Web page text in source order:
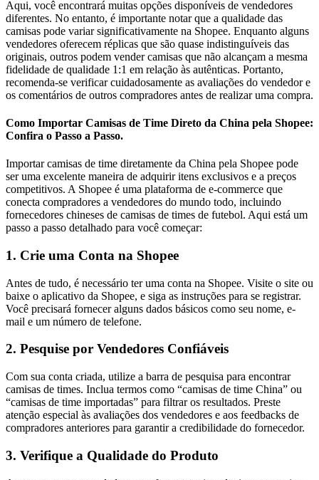
Aqui, você encontrará muitas opções disponíveis de vendedores
diferentes. No entanto, é importante notar que a qualidade das
camisas pode variar significativamente na Shopee. Enquanto alguns
vendedores oferecem réplicas que são quase indistinguíveis das
originais, outros podem vender camisas que não alcançam a mesma
fidelidade de qualidade 1:1 em relação às autênticas. Portanto,
recomenda-se verificar cuidadosamente as avaliações do vendedor e
os comentários de outros compradores antes de realizar uma compra.
Como Importar Camisas de Time Direto da China pela Shopee:
Confira o Passo a Passo.
Importar camisas de time diretamente da China pela Shopee pode
ser uma excelente maneira de adquirir itens exclusivos e a preços
competitivos. A Shopee é uma plataforma de e-commerce que
conecta compradores a vendedores do mundo todo, incluindo
fornecedores chineses de camisas de times de futebol. Aqui está um
passo a passo detalhado para você começar:
1. Crie uma Conta na Shopee
Antes de tudo, é necessário ter uma conta na Shopee. Visite o site ou
baixe o aplicativo da Shopee, e siga as instruções para se registrar.
Você precisará fornecer alguns dados básicos como seu nome, e-
mail e um número de telefone.
2. Pesquise por Vendedores Confiáveis
Com sua conta criada, utilize a barra de pesquisa para encontrar
camisas de times. Inclua termos como “camisas de time China” ou
“camisas de time importadas” para filtrar os resultados. Preste
atenção especial às avaliações dos vendedores e aos feedbacks de
compradores anteriores para garantir a credibilidade do fornecedor.
3. Verifique a Qualidade do Produto